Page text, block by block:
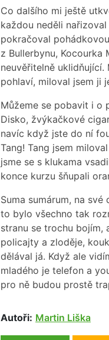
Co dalšího mi ještě
každou neděli
pokračoval
z Bullerbynu, Kocourka
neuvěřitelně uklidňující.
pohlaví, miloval jsem ji
Můžeme se pobavit i o
Disko, žvýkačkové
navíc když jste do ní
Tang! Tang jsem
jsme se s klukama
konce kurzu šňupali
Suma sumárum, na
to bylo všechno tak
stranu se trochu bojím,
policajty a zloděje,
dělával já. Když ale
mladého je telefon a
pro ně budou prostě
Autoři: Martin Liška